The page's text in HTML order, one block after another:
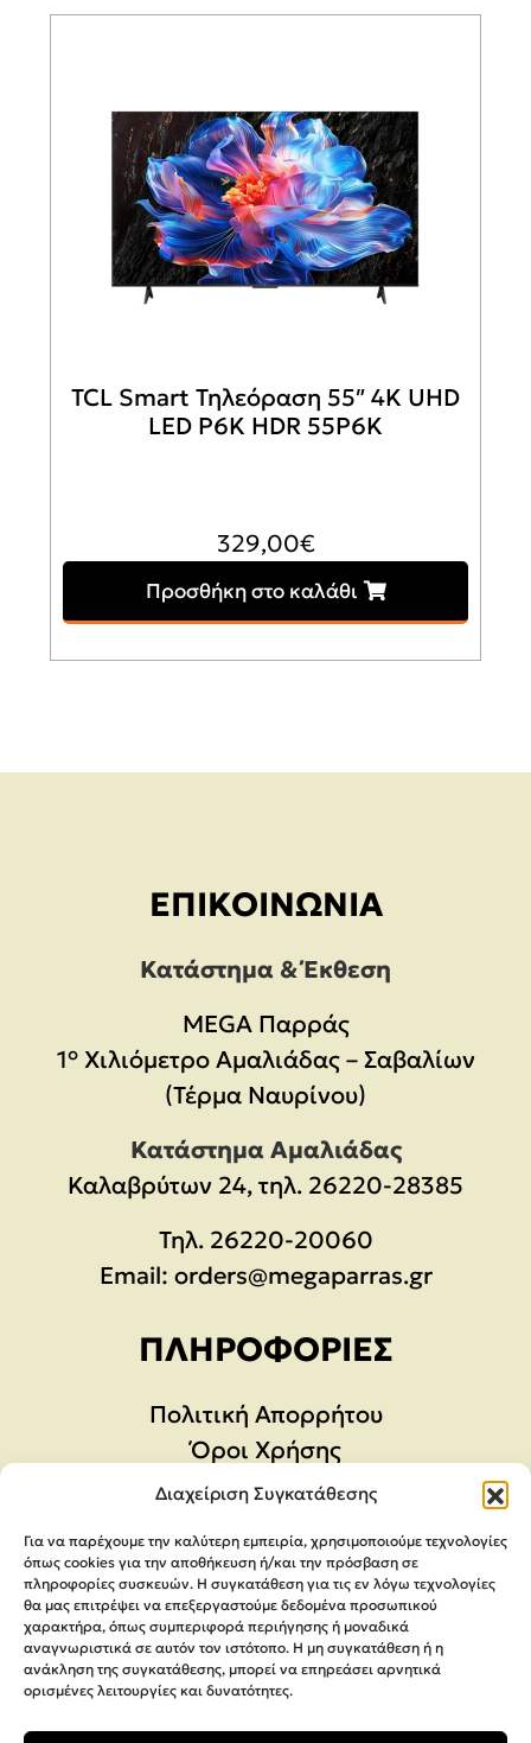
Διαχείριση Συγκατάθεσης
Για να παρέχουμε την καλύτερη εμπειρία, χρησιμοποιούμε τεχνολογίες
όπως cookies για την αποθήκευση ή/και την πρόσβαση σε
πληροφορίες συσκευών. Η συγκατάθεση για τις εν λόγω τεχνολογίες
θα μας επιτρέψει να επεξεργαστούμε δεδομένα προσωπικού
χαρακτήρα, όπως συμπεριφορά περιήγησης ή μοναδικά
αναγνωριστικά σε αυτόν τον ιστότοπο. Η μη συγκατάθεση ή η
ανάκληση της συγκατάθεσης, μπορεί να επηρεάσει αρνητικά
ορισμένες λειτουργίες και δυνατότητες.
TCL Smart Τηλεόραση 55″ 4K UHD
LED P6K HDR 55P6K
329,00€
Προσθήκη στο καλάθι
ΕΠΙΚΟΙΝΩΝΊΑ
Κατάστημα & Έκθεση
MEGA Παρράς
1° Χιλιόμετρο Αμαλιάδας – Σαβαλίων
(Τέρμα Ναυρίνου)
Κατάστημα Αμαλιάδας
Καλαβρύτων 24, τηλ. 26220-28385
Τηλ. 26220-20060
Email: orders@megaparras.gr
ΠΛΗΡΟΦΟΡΊΕΣ
Πολιτική Απορρήτου
Όροι Χρήσης
Μέθοδοι Αποστολής & πληρωμής
Φόρμα Υπαναχώρησης